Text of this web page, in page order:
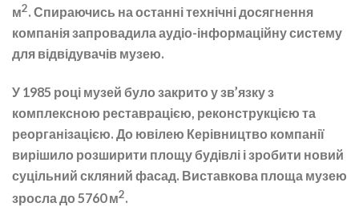
м2. Спираючись на останні технічні досягнення
компанія запровадила аудіо-інформаційну систему
для відвідувачів музею.
У 1985 році музей було закрито у зв’язку з
комплексною реставрацією, реконструкцією та
реорганізацією. До ювілею Керівництво компанії
вирішило розширити площу будівлі і зробити новий
суцільний скляний фасад. Виставкова площа музею
зросла до 5760 м2.